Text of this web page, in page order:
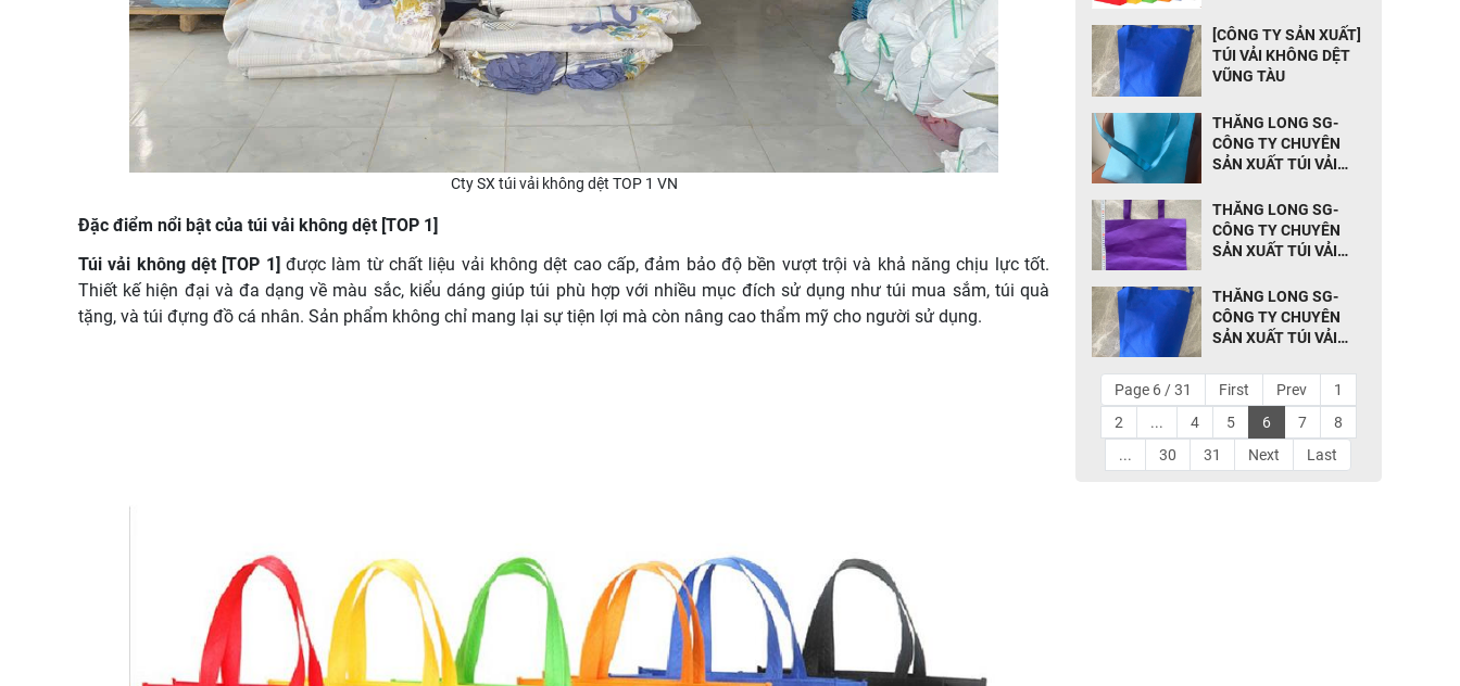
Cty SX túi vải không dệt TOP 1 VN
Đặc điểm nổi bật của túi vải không dệt [TOP 1]
Túi vải không dệt [TOP 1] được làm từ chất liệu vải không dệt cao cấp, đảm bảo độ bền vượt trội và khả năng chịu lực tốt.
Thiết kế hiện đại và đa dạng về màu sắc, kiểu dáng giúp túi phù hợp với nhiều mục đích sử dụng như túi mua sắm, túi quà
tặng, và túi đựng đồ cá nhân. Sản phẩm không chỉ mang lại sự tiện lợi mà còn nâng cao thẩm mỹ cho người sử dụng.
[CÔNG TY SẢN XUẤT]
TÚI VẢI KHÔNG DỆT
VŨNG TÀU
THĂNG LONG SG-
CÔNG TY CHUYÊN
SẢN XUẤT TÚI VẢI
NẴNG
THĂNG LONG SG-
CÔNG TY CHUYÊN
SẢN XUẤT TÚI VẢI
NỘI
THĂNG LONG SG-
CÔNG TY CHUYÊN
SẢN XUẤT TÚI VẢI
VŨNG TÀU
Page 6 / 31 First Prev
1
2
... 4 5 6 7
8
...
30 31 Next Last